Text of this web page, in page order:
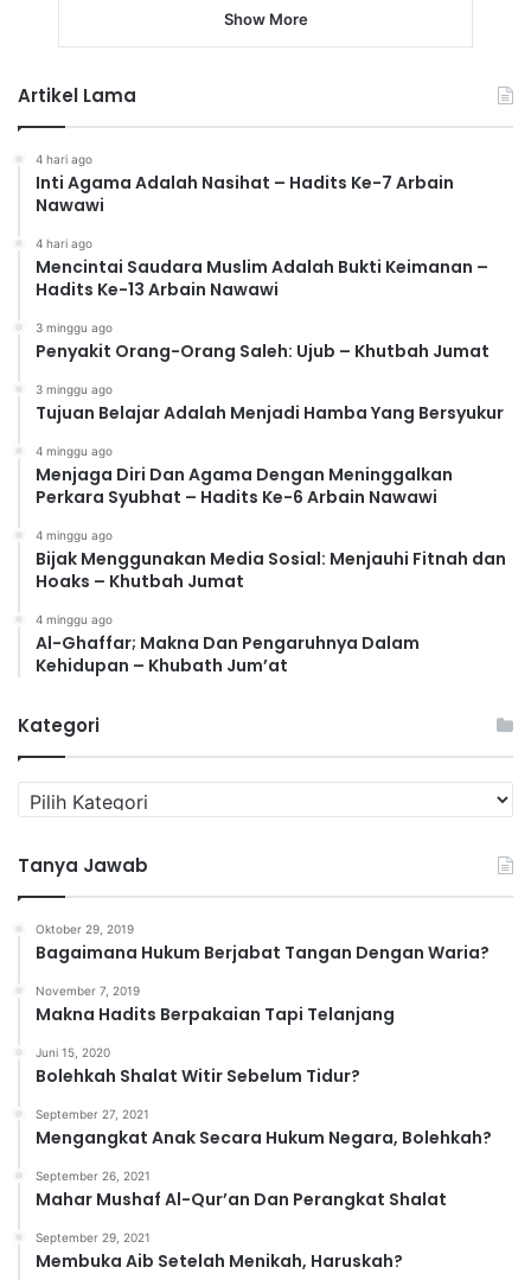
Show More
Artikel Lama
4 hari ago
Inti Agama Adalah Nasihat – Hadits Ke-7 Arbain
Nawawi
4 hari ago
Mencintai Saudara Muslim Adalah Bukti Keimanan –
Hadits Ke-13 Arbain Nawawi
3 minggu ago
Penyakit Orang-Orang Saleh: Ujub – Khutbah Jumat
3 minggu ago
Tujuan Belajar Adalah Menjadi Hamba Yang Bersyukur
4 minggu ago
Menjaga Diri Dan Agama Dengan Meninggalkan
Perkara Syubhat – Hadits Ke-6 Arbain Nawawi
4 minggu ago
Bijak Menggunakan Media Sosial: Menjauhi Fitnah dan
Hoaks – Khutbah Jumat
4 minggu ago
Al-Ghaffar; Makna Dan Pengaruhnya Dalam
Kehidupan – Khubath Jum’at
Kategori
a
e
g
Tanya Jawab
Oktober 29, 2019
Bagaimana Hukum Berjabat Tangan Dengan Waria?
November 7, 2019
Makna Hadits Berpakaian Tapi Telanjang
Juni 15, 2020
Bolehkah Shalat Witir Sebelum Tidur?
September 27, 2021
Mengangkat Anak Secara Hukum Negara, Bolehkah?
September 26, 2021
Mahar Mushaf Al-Qur’an Dan Perangkat Shalat
September 29, 2021
Membuka Aib Setelah Menikah, Haruskah?